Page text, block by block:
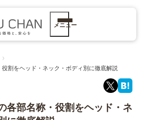
メニュー
割をヘッド・ネック・ボディ別に徹底解説
各部名称・役割をヘッド・ネ